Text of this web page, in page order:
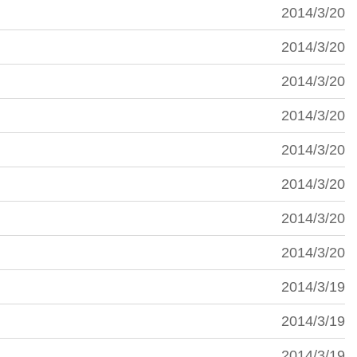
2014/3/20
2014/3/20
2014/3/20
2014/3/20
2014/3/20
2014/3/20
2014/3/20
2014/3/20
2014/3/19
2014/3/19